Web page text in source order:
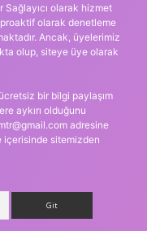
Sağlayıcı olarak hizmet
olarak denetleme
Ancak, üyelerimiz
olup, siteye üye olarak
bir bilgi paylaşım
aykırı olduğunu
adresine
içerisinde sitemizden